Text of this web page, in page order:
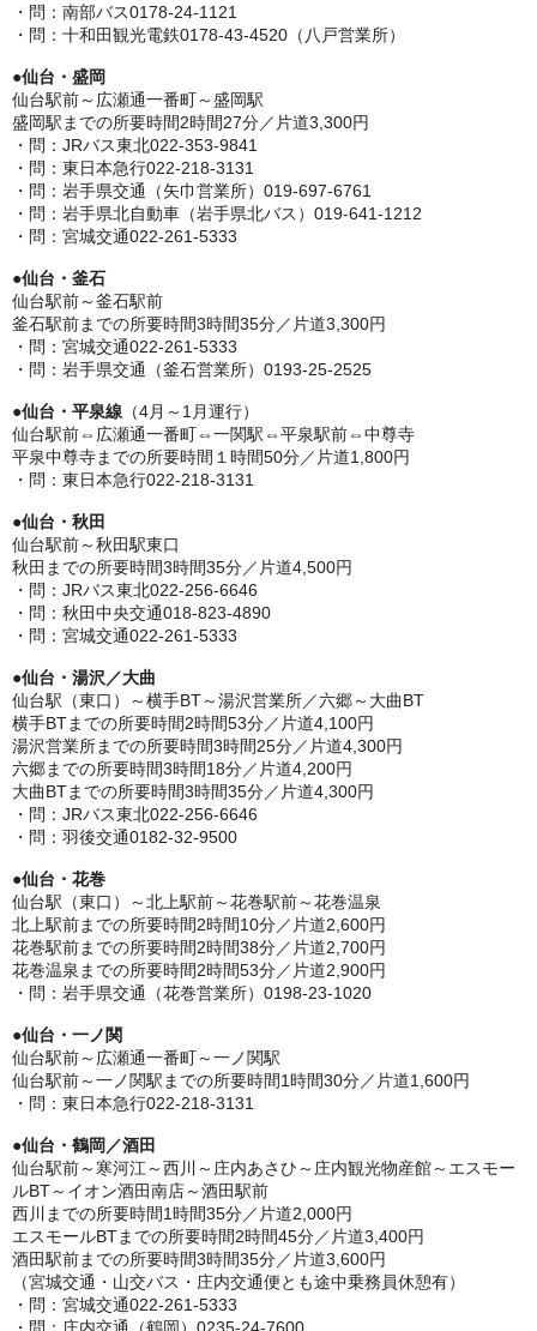
・問：南部バス0178-24-1121
・問：十和田観光電鉄0178-43-4520（八戸営業所）
●仙台・盛岡
仙台駅前～広瀬通一番町～盛岡駅
盛岡駅までの所要時間2時間27分／片道3,300円
・問：JRバス東北022-353-9841
・問：東日本急行022-218-3131
・問：岩手県交通（矢巾営業所）019-697-6761
・問：岩手県北自動車（岩手県北バス）019-641-1212
・問：宮城交通022-261-5333
●仙台・釜石
仙台駅前～釜石駅前
釜石駅前までの所要時間3時間35分／片道3,300円
・問：宮城交通022-261-5333
・問：岩手県交通（釜石営業所）0193-25-2525
●仙台・平泉線 （4月～1月運行）
仙台駅前⇔広瀬通一番町⇔一関駅⇔平泉駅前⇔中尊寺
平泉中尊寺までの所要時間１時間50分／片道1,800円
・問：東日本急行022-218-3131
●仙台・秋田
仙台駅前～秋田駅東口
秋田までの所要時間3時間35分／片道4,500円
・問：JRバス東北022-256-6646
・問：秋田中央交通018-823-4890
・問：宮城交通022-261-5333
●仙台・湯沢／大曲
仙台駅（東口）～横手BT～湯沢営業所／六郷～大曲BT
横手BTまでの所要時間2時間53分／片道4,100円
湯沢営業所までの所要時間3時間25分／片道4,300円
六郷までの所要時間3時間18分／片道4,200円
大曲BTまでの所要時間3時間35分／片道4,300円
・問：JRバス東北022-256-6646
・問：羽後交通0182-32-9500
●仙台・花巻
仙台駅（東口）～北上駅前～花巻駅前～花巻温泉
北上駅前までの所要時間2時間10分／片道2,600円
花巻駅前までの所要時間2時間38分／片道2,700円
花巻温泉までの所要時間2時間53分／片道2,900円
・問：岩手県交通（花巻営業所）0198-23-1020
●仙台・一ノ関
仙台駅前～広瀬通一番町～一ノ関駅
仙台駅前～一ノ関駅までの所要時間1時間30分／片道1,600円
・問：東日本急行022-218-3131
●仙台・鶴岡／酒田
仙台駅前～寒河江～西川～庄内あさひ～庄内観光物産館～エスモー
ルBT～イオン酒田南店～酒田駅前
西川までの所要時間1時間35分／片道2,000円
エスモールBTまでの所要時間2時間45分／片道3,400円
酒田駅前までの所要時間3時間35分／片道3,600円
（宮城交通・山交バス・庄内交通便とも途中乗務員休憩有）
・問：宮城交通022-261-5333